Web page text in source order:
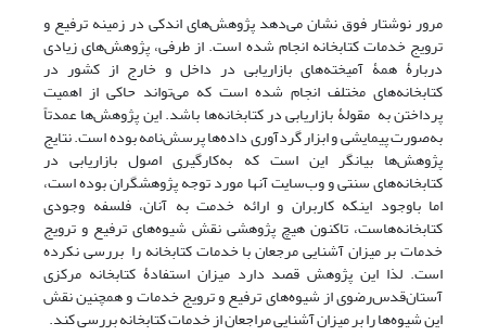
مرور نوشتار فوق نشان می‌دهد پژوهش‌های اندکی در زمینه ترفیع و
ترویج خدمات کتابخانه انجام شده است. از طرفی، پژوهش‌های زیادی
دربارۀ همۀ آمیخته‌های بازاریابی در داخل و خارج از کشور در
کتابخانه‌های مختلف انجام شده است که می‌تواند حاکی از اهمیت
پرداختن به مقولۀ بازاریابی در کتابخانه‌ها باشد. این پژوهش‌‌ها عمدتاً
به‌صورت پیمایشی و ابزار گردآوری داده‌ها پرسش‌نامه بوده است. نتایج
پژوهش‌ها بیانگر این است که به‌کارگیری اصول بازاریابی در
کتابخانه‌های سنتی و وب‌سایت آنها مورد توجه پژوهشگران بوده است،
اما باوجود اینکه کاربران و ارائه خدمت به آنان، فلسفه وجودی
کتابخانه‌هاست، تاکنون هیچ پژوهشی نقش شیوه‌های ترفیع و ترویج
خدمات بر میزان آشنایی مرجعان با خدمات کتابخانه را بررسی نکرده
است. لذا این پژوهش قصد دارد میزان استفادۀ کتابخانه مرکزی
آستان‌قدس‌رضوی از شیوه‌های ترفیع و ترویج خدمات و همچنین نقش
این شیوه‌ها را بر میزان آشنایی مراجعان از خدمات کتابخانه بررسی کند.